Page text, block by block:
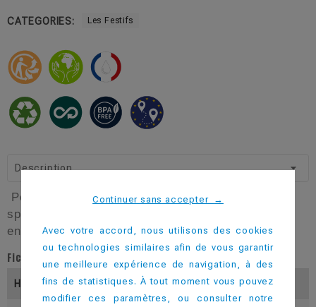
CATEGORIES: Les Festifs
Description
Pour des dégustations inoubliables (digestifs ou
spiritueux), personnalisez ce verre shot pour
enflammer les soirées.
Fiche technique
Hauteur (En Mm) 46
Continuer sans accepter →
Avec votre accord, nous utilisons des cookies
ou technologies similaires afin de vous garantir
une meilleure expérience de navigation, à des
fins de statistiques. À tout moment vous pouvez
modifier ces paramètres, ou consulter notre